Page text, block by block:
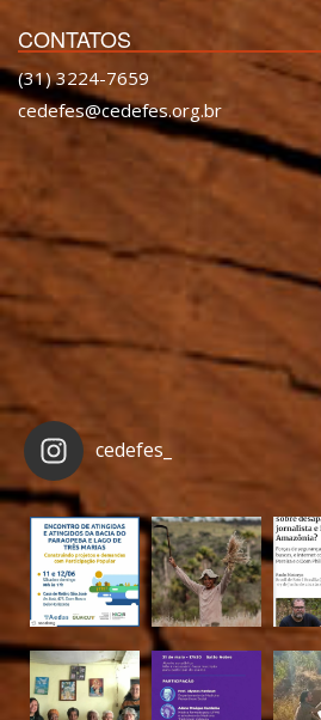
CONTATOS
(31) 3224-7659
cedefes@cedefes.org.br
cedefes_